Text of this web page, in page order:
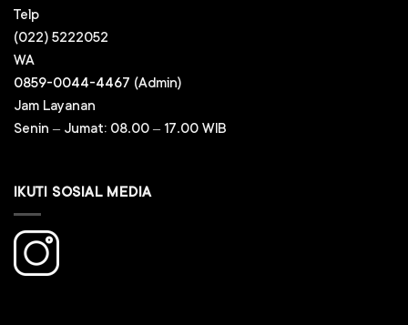
Telp
(022) 5222052
WA
0859-0044-4467 (Admin)
Jam Layanan
Senin – Jumat: 08.00 – 17.00 WIB
IKUTI SOSIAL MEDIA